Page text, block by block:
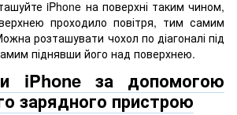
iPhone на поверхні таким чином,
проходило повітря, тим самим
розташувати чохол по діагоналі під
піднявши його над поверхнею.
iPhone за допомогою
зарядного пристрою